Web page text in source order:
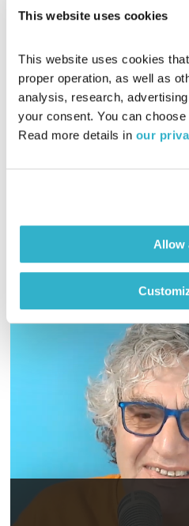
This website uses cookies
This website uses cookies
proper operation, as well as
analysis, research,
your consent. You can
Read more details in our
Allow
דליק ווליניץ וד"ר נעמה אושרי
אשר מתארת את האופן שבו
וכיצד נוכל לתפוס בתודעתנו